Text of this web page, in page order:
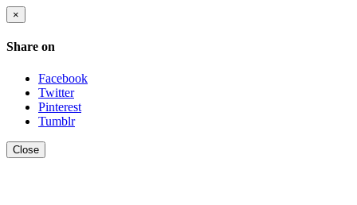
×
Share on
Facebook
Twitter
Pinterest
Tumblr
Close